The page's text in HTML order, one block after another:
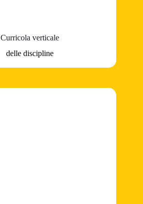
Curricola verticale
delle discipline